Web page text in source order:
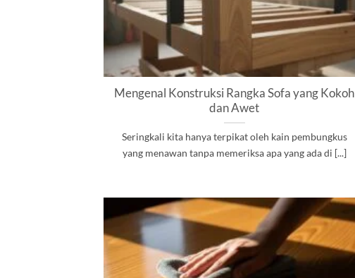
Mengenal Konstruksi Rangka Sofa yang Kokoh
dan Awet
Seringkali kita hanya terpikat oleh kain pembungkus
yang menawan tanpa memeriksa apa yang ada di [...]